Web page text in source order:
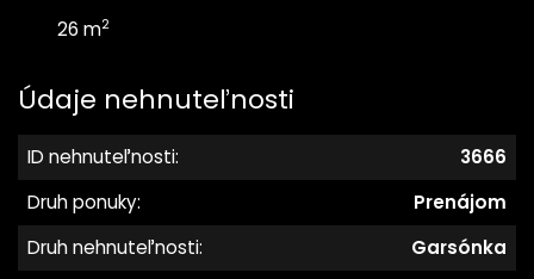
26 m2
Údaje nehnuteľnosti
ID nehnuteľnosti:
3666
Druh ponuky:
Prenájom
Druh nehnuteľnosti:
Garsónka